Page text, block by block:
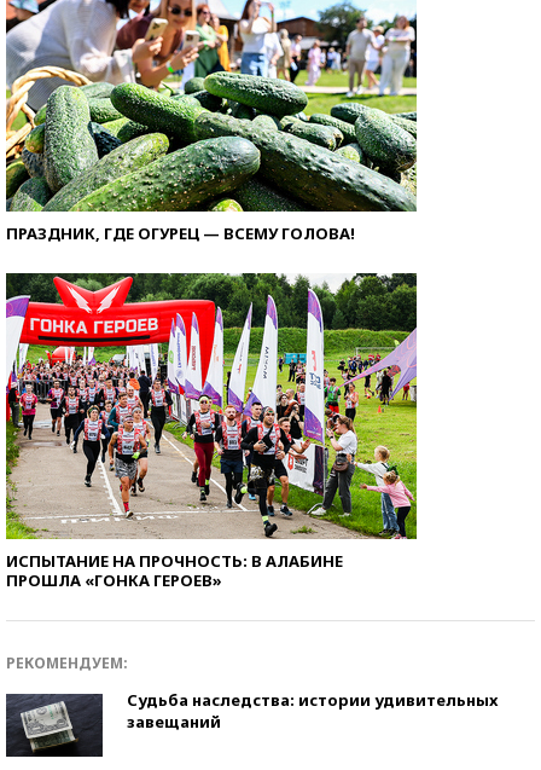
ПРАЗДНИК, ГДЕ ОГУРЕЦ — ВСЕМУ ГОЛОВА!
ИСПЫТАНИЕ НА ПРОЧНОСТЬ: В АЛАБИНЕ
ПРОШЛА «ГОНКА ГЕРОЕВ»
РЕКОМЕНДУЕМ:
Судьба наследства: истории удивительных
завещаний